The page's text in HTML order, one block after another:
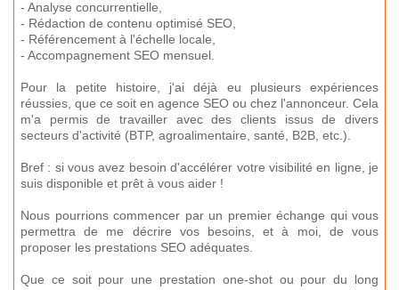
- Analyse concurrentielle,
- Rédaction de contenu optimisé SEO,
- Référencement à l'échelle locale,
- Accompagnement SEO mensuel.
Pour la petite histoire, j'ai déjà eu plusieurs expériences
réussies, que ce soit en agence SEO ou chez l'annonceur. Cela
m'a permis de travailler avec des clients issus de divers
secteurs d'activité (BTP, agroalimentaire, santé, B2B, etc.).
Bref : si vous avez besoin d'accélérer votre visibilité en ligne, je
suis disponible et prêt à vous aider !
Nous pourrions commencer par un premier échange qui vous
permettra de me décrire vos besoins, et à moi, de vous
proposer les prestations SEO adéquates.
Que ce soit pour une prestation one-shot ou pour du long